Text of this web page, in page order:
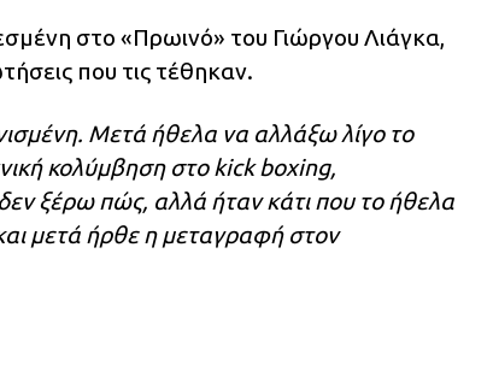
στο «Πρωινό» του Γιώργου Λιάγκα,
που τις τέθηκαν.
Μετά ήθελα να αλλάξω λίγο το
κολύμβηση στο kick boxing,
ξέρω πώς, αλλά ήταν κάτι που το ήθελα
μετά ήρθε η μεταγραφή στον